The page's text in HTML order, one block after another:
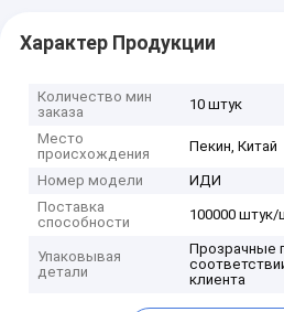
Характер Продукции
Количество мин
заказа
10 штук
Место
происхождения
Пекин, Китай
Номер модели
ИДИ
Поставка
способности
100000
Упаковывая
детали
Прозрачные
клиента